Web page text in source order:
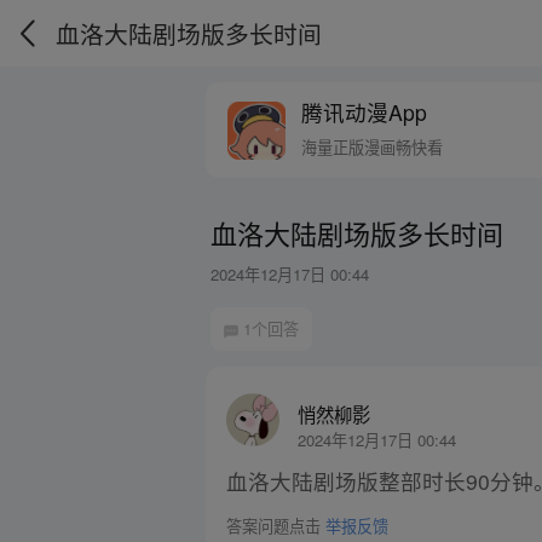
血洛大陆剧场版多长时间
腾讯动漫App
海量正版漫画畅快看
血洛大陆剧场版多长时间
2024年12月17日 00:44
1个回答
悄然柳影
2024年12月17日 00:44
血洛大陆剧场版整部时长90分钟
答案问题点击举报反馈